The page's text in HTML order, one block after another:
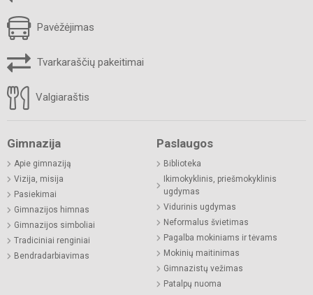
Pavėžėjimas
Tvarkaraščių pakeitimai
Valgiaraštis
Gimnazija
Apie gimnaziją
Vizija, misija
Pasiekimai
Gimnazijos himnas
Gimnazijos simboliai
Tradiciniai renginiai
Bendradarbiavimas
Paslaugos
Biblioteka
Ikimokyklinis, priešmokyklinis
ugdymas
Vidurinis ugdymas
Neformalus švietimas
Pagalba mokiniams ir tėvams
Mokinių maitinimas
Gimnazistų vežimas
Patalpų nuoma